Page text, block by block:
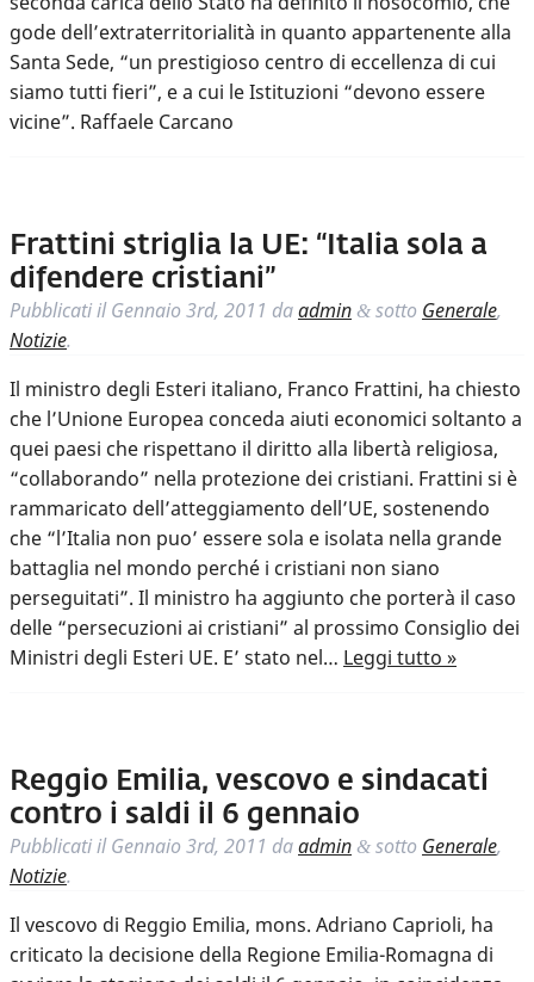
gode dell’extraterritorialità in quanto appartenente alla
Santa Sede, “un prestigioso centro di eccellenza di cui
siamo tutti fieri”, e a cui le Istituzioni “devono essere
vicine”. Raffaele Carcano
Frattini striglia la UE: “Italia sola a
difendere cristiani”
Pubblicati ilGennaio 3rd, 2011 daadmin & sotto Generale,
Notizie.
Il ministro degli Esteri italiano, Franco Frattini, ha chiesto
che l’Unione Europea conceda aiuti economici soltanto a
quei paesi che rispettano il diritto alla libertà religiosa,
“collaborando” nella protezione dei cristiani. Frattini si è
rammaricato dell’atteggiamento dell’UE, sostenendo
che “l’Italia non puo’ essere sola e isolata nella grande
battaglia nel mondo perché i cristiani non siano
perseguitati”. Il ministro ha aggiunto che porterà il caso
delle “persecuzioni ai cristiani” al prossimo Consiglio dei
Ministri degli Esteri UE. E’ stato nel… Leggi tutto »
Reggio Emilia, vescovo e sindacati
contro i saldi il 6 gennaio
Pubblicati ilGennaio 3rd, 2011 daadmin & sotto Generale,
Notizie.
Il vescovo di Reggio Emilia, mons. Adriano Caprioli, ha
criticato la decisione della Regione Emilia-Romagna di